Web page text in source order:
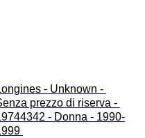
- Unknown -
prezzo di riserva -
- Donna - 1990-